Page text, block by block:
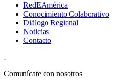
RedEAmérica
Conocimiento Colaborativo
Diálogo Regional
Noticias
Contacto
Comunícate con nosotros